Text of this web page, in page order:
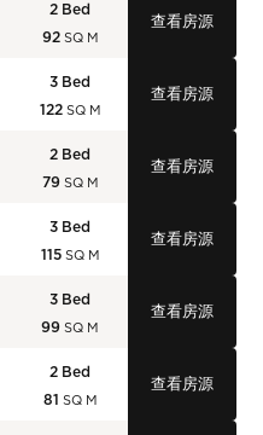
2 Bed
92 SQ M
查看房源
3 Bed
122 SQ M
查看房源
2 Bed
79 SQ M
查看房源
3 Bed
115 SQ M
查看房源
3 Bed
99 SQ M
查看房源
2 Bed
81 SQ M
查看房源